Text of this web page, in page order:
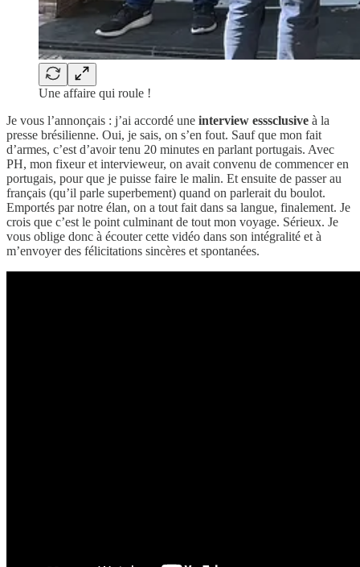
Une affaire qui roule !
Je vous l’annonçais : j’ai accordé une interview esssclusive à la
presse brésilienne. Oui, je sais, on s’en fout. Sauf que mon fait
d’armes, c’est d’avoir tenu 20 minutes en parlant portugais. Avec
PH, mon fixeur et intervieweur, on avait convenu de commencer en
portugais, pour que je puisse faire le malin. Et ensuite de passer au
français (qu’il parle superbement) quand on parlerait du boulot.
Emportés par notre élan, on a tout fait dans sa langue, finalement. Je
crois que c’est le point culminant de tout mon voyage. Sérieux. Je
vous oblige donc à écouter cette vidéo dans son intégralité et à
m’envoyer des félicitations sincères et spontanées.